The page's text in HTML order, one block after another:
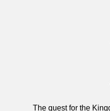
The quest for the